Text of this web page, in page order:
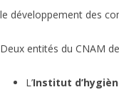
le développement des
Deux entités du CNAM
L’Institut